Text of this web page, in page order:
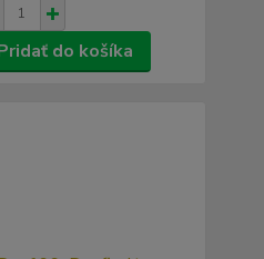
do košíka